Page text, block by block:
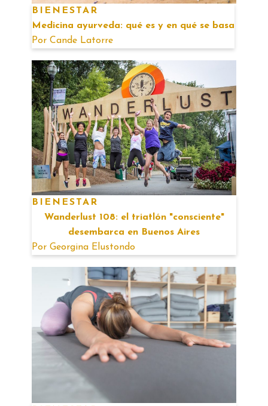
BIENESTAR
Medicina ayurveda: qué es y en qué se basa
Por Cande Latorre
BIENESTAR
Wanderlust 108: el triatlón "consciente"
desembarca en Buenos Aires
Por Georgina Elustondo